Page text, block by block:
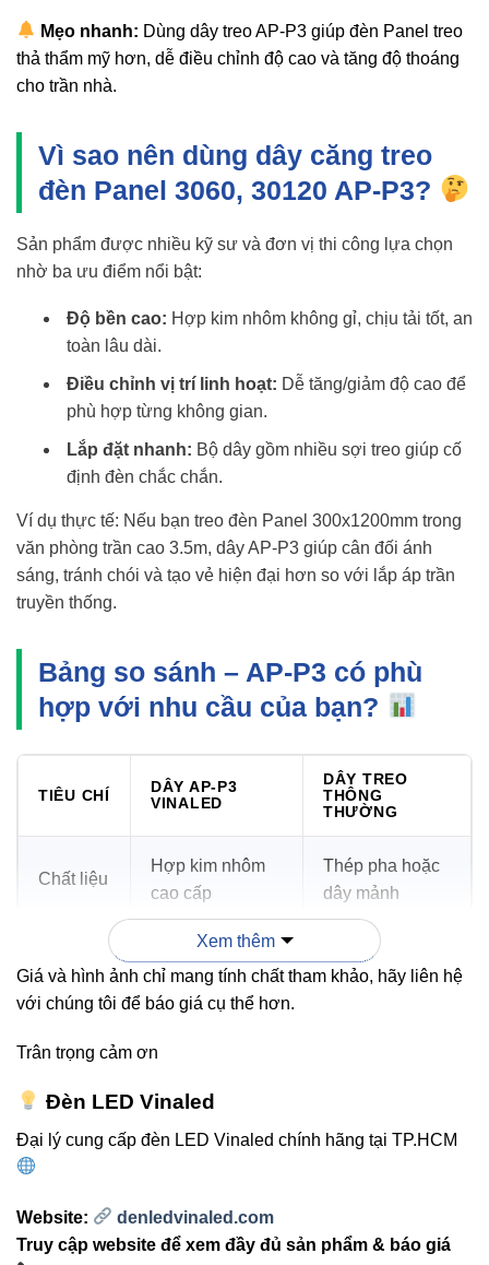
Mẹo nhanh: Dùng dây treo AP-P3 giúp đèn Panel treo
thả thẩm mỹ hơn, dễ điều chỉnh độ cao và tăng độ thoáng
cho trần nhà.
Vì sao nên dùng dây căng treo
đèn Panel 3060, 30120 AP-P3?
Sản phẩm được nhiều kỹ sư và đơn vị thi công lựa chọn
nhờ ba ưu điểm nổi bật:
Độ bền cao: Hợp kim nhôm không gỉ, chịu tải tốt, an
toàn lâu dài.
Điều chỉnh vị trí linh hoạt: Dễ tăng/giảm độ cao để
phù hợp từng không gian.
Lắp đặt nhanh: Bộ dây gồm nhiều sợi treo giúp cố
định đèn chắc chắn.
Ví dụ thực tế: Nếu bạn treo đèn Panel 300x1200mm trong
văn phòng trần cao 3.5m, dây AP-P3 giúp cân đối ánh
sáng, tránh chói và tạo vẻ hiện đại hơn so với lắp áp trần
truyền thống.
Bảng so sánh – AP-P3 có phù
hợp với nhu cầu của bạn?
TIÊU CHÍ
DÂY AP-P3
VINALED
DÂY TREO
THÔNG
THƯỜNG
Chất liệu
Hợp kim nhôm
cao cấp
Thép pha hoặc
dây mảnh
Cao – chống gỉ Trung bình
Khả
chịu lực
khi treo Panel
Thẩm mỹ
chuyên nghiệp
Bất đồng đều
Cách lắp đặt dây căng treo Panel
Xem thêm
Giá và hình ảnh chỉ mang tính chất tham khảo, hãy liên hệ
với chúng tôi để báo giá cụ thể hơn.
Trân trọng cảm ơn
Đèn LED Vinaled
Đại lý cung cấp đèn LED Vinaled chính hãng tại TP.HCM
Website:
denledvinaled.com
Truy cập website để xem đầy đủ sản phẩm & báo giá